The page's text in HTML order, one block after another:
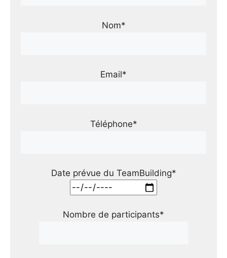
Nom*
Email*
Téléphone*
Date prévue du TeamBuilding*
Nombre de participants*